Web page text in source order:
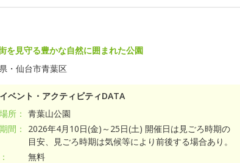
を見守る豊かな自然に囲まれた公園
・仙台市青葉区
ベント・アクティビティDATA
所： 青葉山公園
間：
2026年4月10日(金)～25日(土) 開催日は見ごろ時期の
目安、見ごろ時期は気候等により前後する場合あり。
無料